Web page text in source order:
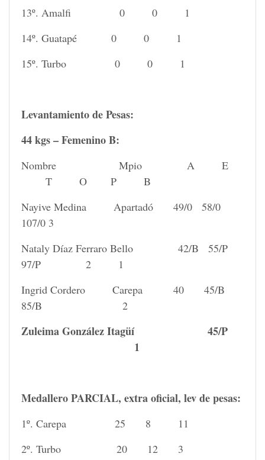
13º. Amalfi 0 0 1
14º. Guatapé 0 0 1
15º. Turbo 0 0 1
Levantamiento de Pesas:
44 kgs – Femenino B:
Nombre Mpio A E
T O P B
Nayive Medina Apartadó 49/0 58/0
107/0 3
Nataly Díaz Ferraro Bello 42/B 55/P
97/P 2 1
Ingrid Cordero Carepa 40 45/B
85/B 2
Zuleima González Itagüí 45/P
1
Medallero PARCIAL, extra oficial, lev de pesas:
1º. Carepa 25 8 11
2º. Turbo 20 12 3